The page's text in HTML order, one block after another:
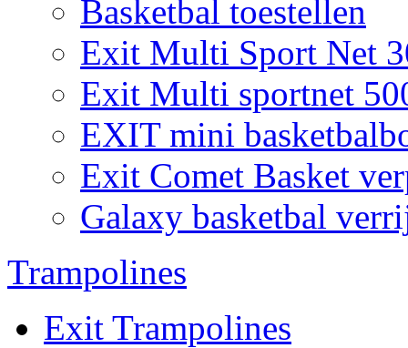
Basketbal toestellen
Exit Multi Sport Net
Exit Multi sportnet
EXIT mini
Exit Comet Basket
Galaxy basketbal
Trampolines
Exit Trampolines